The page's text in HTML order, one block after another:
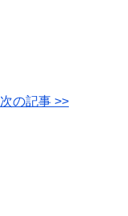
次の記事 >>